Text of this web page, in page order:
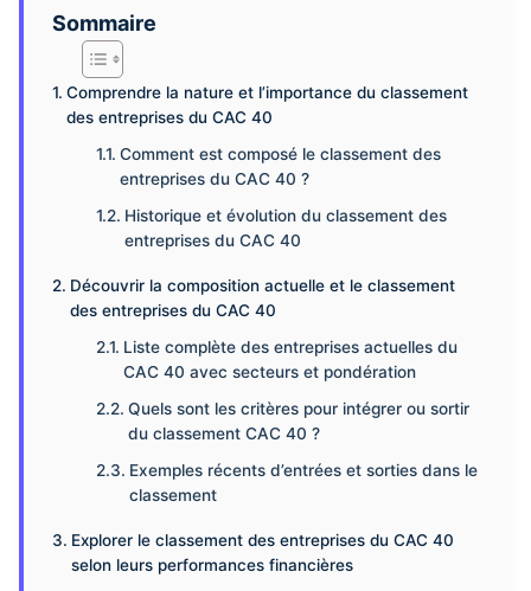
Sommaire
Comprendre la nature et l’importance du classement
des entreprises du CAC 40
Comment est composé le classement des
entreprises du CAC 40 ?
Historique et évolution du classement des
entreprises du CAC 40
Découvrir la composition actuelle et le classement
des entreprises du CAC 40
Liste complète des entreprises actuelles du
CAC 40 avec secteurs et pondération
Quels sont les critères pour intégrer ou sortir
du classement CAC 40 ?
Exemples récents d’entrées et sorties dans le
classement
Explorer le classement des entreprises du CAC 40
selon leurs performances financières